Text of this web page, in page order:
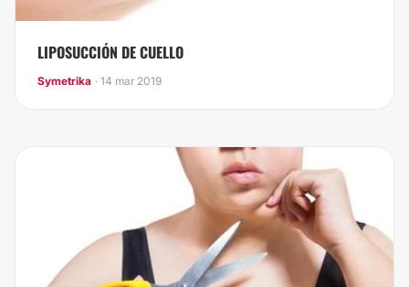
LIPOSUCCIÓN DE CUELLO
Symetrika · 14 mar 2019